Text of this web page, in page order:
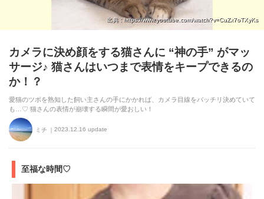
出典 : https://www.youtube.com/watch?v=CuZx7oTXyKs
カメラに決め顔をする猫さんに “神の手” がマッ
サージ♪ 猫さんはいつまで表情をキープできるの
か！？
愛猫のツボを熟知した飼い主さんの手にかかれば、カメラ目線をバッチリ決めていて
も…♡ 猫さんの表情が崩壊する瞬間が愛おしい！
ミチ 2023.12.16 update
至福な時間♡